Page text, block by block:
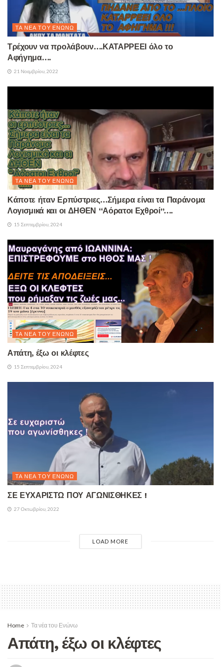
ΤΑ ΝΈΑ ΤΟΥ ΕΝΏΝΩ
Τρέχουν να προλάβουν….ΚΑΤΑΡΡΕΕΙ όλο το
Αφήγημα….
21 Νοεμβρίου, 2022
ΤΑ ΝΈΑ ΤΟΥ ΕΝΏΝΩ
Κάποτε ήταν Ερπύστριες…Σήμερα είναι τα Παράνομα
Λογισμικά και οι ΔΗΘΕΝ “Αόρατοι Εχθροί”….
15 Σεπτεμβρίου, 2024
ΤΑ ΝΈΑ ΤΟΥ ΕΝΏΝΩ
Απάτη, έξω οι κλέφτες
15 Σεπτεμβρίου, 2024
ΤΑ ΝΈΑ ΤΟΥ ΕΝΏΝΩ
ΣΕ ΕΥΧΑΡΙΣΤΩ ΠΟΥ ΑΓΩΝΙΣΘΗΚΕΣ !
27 Οκτωβρίου, 2022
LOAD MORE
Home Τα νέα του Ενώνω
Απάτη, έξω οι κλέφτες